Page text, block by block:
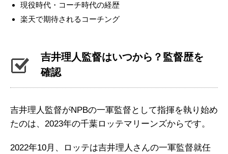
現役時代・コーチ時代の経歴
楽天で期待されるコーチング
吉井理人監督はいつから？監督歴を
確認
吉井理人監督がNPBの一軍監督として指揮を執り始め
たのは、2023年の千葉ロッテマリーンズからです。
2022年10月、ロッテは吉井理人さんの一軍監督就任